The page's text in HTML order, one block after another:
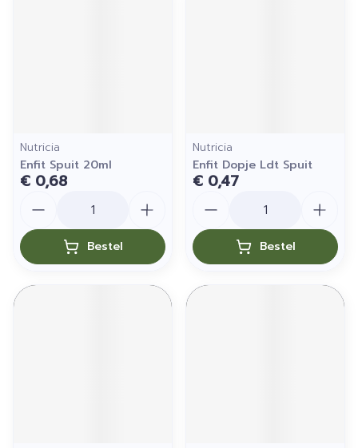
Nutricia
Enfit Spuit 20ml
€ 0,68
Bestel
Nutricia
Enfit Dopje Ldt Spuit
€ 0,47
Bestel